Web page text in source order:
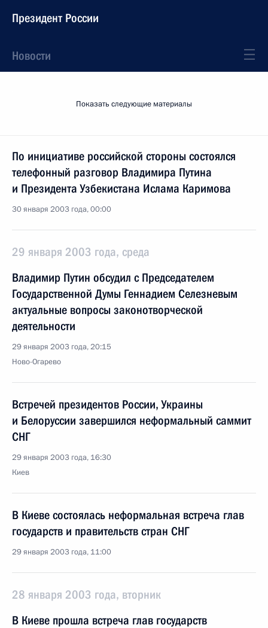
Президент России
Новости
Показать следующие материалы
По инициативе российской стороны состоялся
телефонный разговор Владимира Путина
и Президента Узбекистана Ислама Каримова
30 января 2003 года, 00:00
29 января 2003 года, среда
Владимир Путин обсудил с Председателем
Государственной Думы Геннадием Селезневым
актуальные вопросы законотворческой
деятельности
29 января 2003 года, 20:15
Ново-Огарево
Встречей президентов России, Украины
и Белоруссии завершился неформальный саммит
СНГ
29 января 2003 года, 16:30
Киев
В Киеве состоялась неформальная встреча глав
государств и правительств стран СНГ
29 января 2003 года, 11:00
28 января 2003 года, вторник
В Киеве прошла встреча глав государств